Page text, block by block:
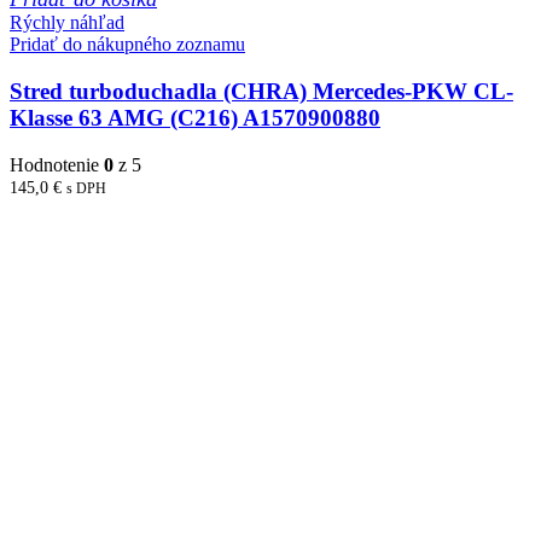
Rýchly náhľad
Pridať do nákupného zoznamu
Stred turboduchadla (CHRA) Mercedes-PKW CL-
Klasse 63 AMG (C216) A1570900880
Hodnotenie 0 z 5
145,0 € s DPH